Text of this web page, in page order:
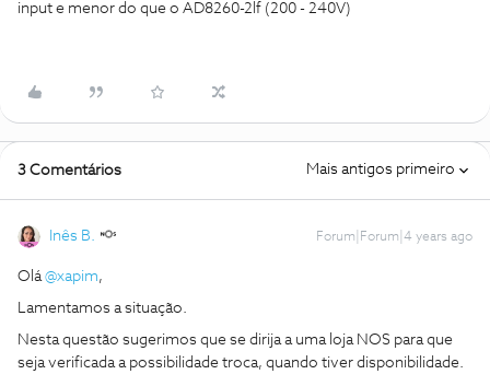
input e menor do que o AD8260-2lf (200 - 240V)
3 Comentários Mais antigos primeiro
Inês B. Forum|Forum|4 years ago
Olá@xapim,
Lamentamos a situação.
Nesta questão sugerimos que se dirija a uma loja NOS para que
seja verificada a possibilidade troca, quando tiver disponibilidade.